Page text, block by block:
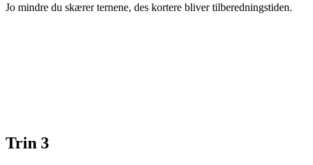
Jo mindre du skærer ternene, des kortere bliver tilberedningstiden.
Trin 3